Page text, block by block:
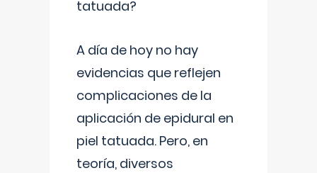
tatuada?
A día de hoy no hay
evidencias que reflejen
complicaciones de la
aplicación de epidural en
piel tatuada. Pero, en
teoría, diversos